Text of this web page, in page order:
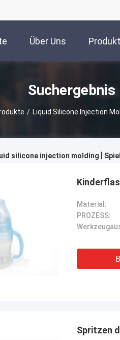
Über Uns
Suchergebnis
/ Liquid Silicone Injection
silicone injection molding ] Spiel
Material:
PROZESS:
Spritzen